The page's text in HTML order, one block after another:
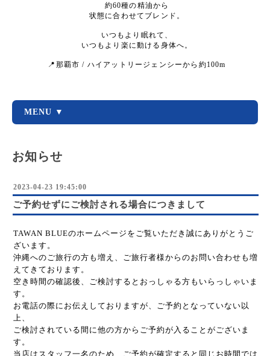
約60種の精油から
状態に合わせてブレンド。
いつもより眠れて、
いつもより楽に動ける身体へ。
📍那覇市 / ハイアットリージェンシーから約100m
MENU ▼
お知らせ
2023-04-23 19:45:00
ご予約せずにご検討される場合につきまして
TAWAN BLUEのホームページをご覧いただき誠にありがとうご
ざいます。
沖縄へのご旅行の方も増え、ご旅行者様からのお問い合わせも増
えてきております。
空き時間の確認後、ご検討するとおっしゃる方もいらっしゃいま
す。
お電話の際にお伝えしておりますが、ご予約となっていない以
上、
ご検討されている間に他の方からご予約が入ることがございま
す。
当店はスタッフ一名のため、ご予約が確定すると同じお時間では